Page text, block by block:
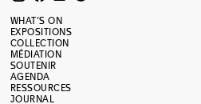
WHAT’S ON
EXPOSITIONS
COLLECTION
MÉDIATION
SOUTENIR
AGENDA
RESSOURCES
JOURNAL